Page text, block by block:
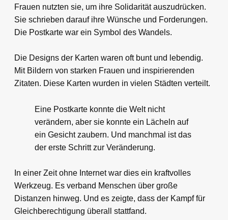
Frauen nutzten sie, um ihre Solidarität auszudrücken.
Sie schrieben darauf ihre Wünsche und Forderungen.
Die Postkarte war ein Symbol des Wandels.
Die Designs der Karten waren oft bunt und lebendig.
Mit Bildern von starken Frauen und inspirierenden
Zitaten. Diese Karten wurden in vielen Städten verteilt.
Eine Postkarte konnte die Welt nicht
verändern, aber sie konnte ein Lächeln auf
ein Gesicht zaubern. Und manchmal ist das
der erste Schritt zur Veränderung.
In einer Zeit ohne Internet war dies ein kraftvolles
Werkzeug. Es verband Menschen über große
Distanzen hinweg. Und es zeigte, dass der Kampf für
Gleichberechtigung überall stattfand.